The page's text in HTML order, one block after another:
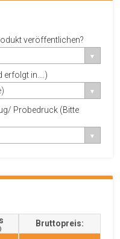
veröffentlichen?
erfolgt in....)
Probedruck (Bitte
Bruttopreis: